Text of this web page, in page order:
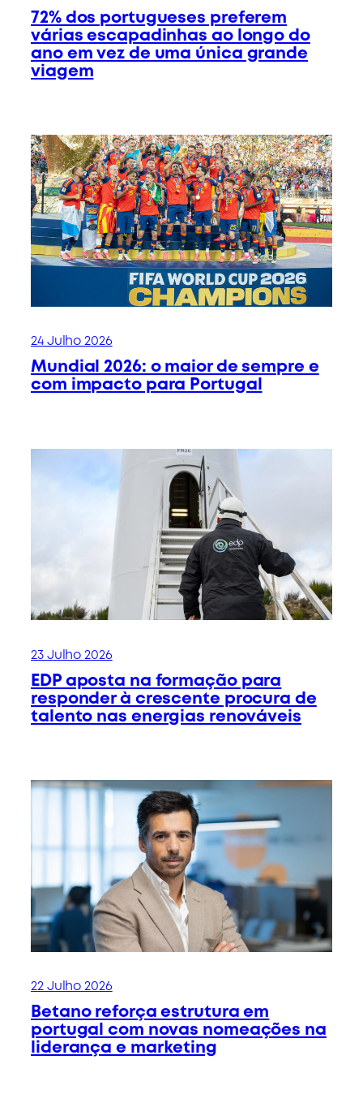
72% dos portugueses preferem
várias escapadinhas ao longo do
ano em vez de uma única grande
viagem
24 Julho 2026
Mundial 2026: o maior de sempre e
com impacto para Portugal
23 Julho 2026
EDP aposta na formação para
responder à crescente procura de
talento nas energias renováveis
22 Julho 2026
Betano reforça estrutura em
portugal com novas nomeações na
liderança e marketing